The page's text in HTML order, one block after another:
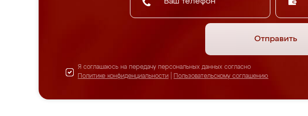
Отправить
Я соглашаюсь на передачу персональных данных согласно
Политике конфиденциальности
Пользовательскому соглашению